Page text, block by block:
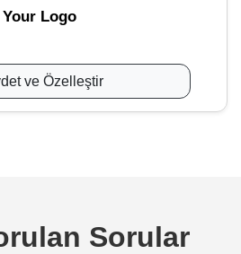
Your Logo
ve Özelleştir
Sorular